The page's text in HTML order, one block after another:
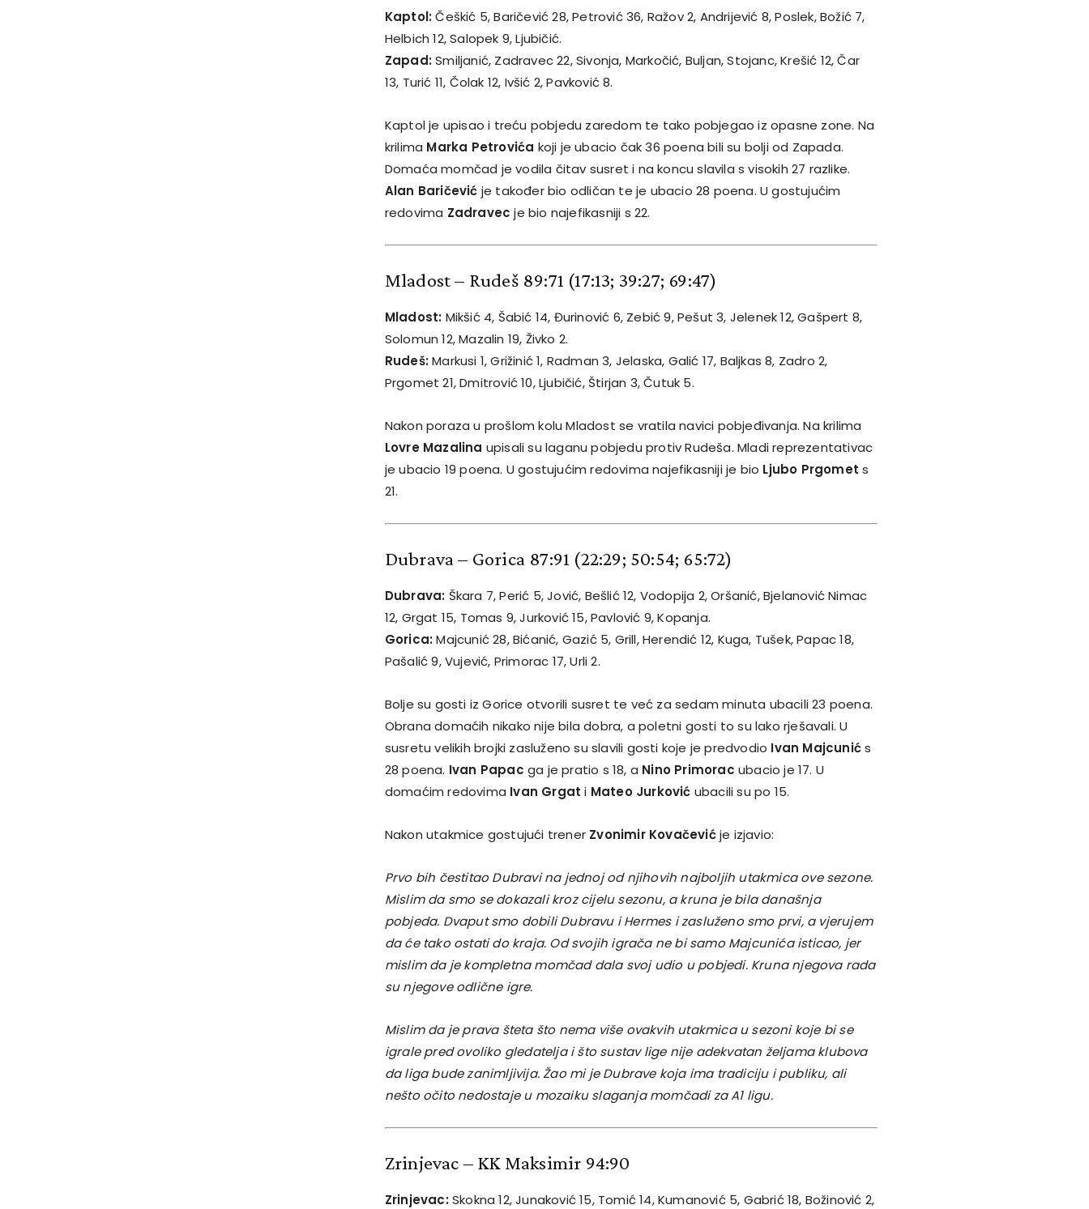
Kaptol:Češkić 5, Baričević 28, Petrović 36, Ražov 2, Andrijević 8, Poslek, Božić 7,
Helbich 12, Salopek 9, Ljubičić.
Zapad:Smiljanić, Zadravec 22, Sivonja, Markočić, Buljan, Stojanc, Krešić 12, Čar
13, Turić 11, Čolak 12, Ivšić 2, Pavković 8.
Kaptol je upisao i treću pobjedu zaredom te tako pobjegao iz opasne zone. Na
krilima Marka Petrovića koji je ubacio čak 36 poena bili su bolji od Zapada.
Domaća momčad je vodila čitav susret i na koncu slavila s visokih 27 razlike.
Alan Baričević je također bio odličan te je ubacio 28 poena. U gostujućim
redovima Zadravec je bio najefikasniji s 22.
Mladost – Rudeš 89:71 (17:13; 39:27; 69:47)
Mladost: Mikšić 4, Šabić 14, Đurinović 6, Zebić 9, Pešut 3, Jelenek 12, Gašpert 8,
Solomun 12, Mazalin 19, Živko 2.
Rudeš:Markusi 1, Grižinić 1, Radman 3, Jelaska, Galić 17, Baljkas 8, Zadro 2,
Prgomet 21, Dmitrović 10, Ljubičić, Štirjan 3, Čutuk 5.
Nakon poraza u prošlom kolu Mladost se vratila navici pobjeđivanja. Na krilima
Lovre Mazalina upisali su laganu pobjedu protiv Rudeša. Mladi reprezentativac
je ubacio 19 poena. U gostujućim redovima najefikasniji je bio Ljubo Prgomet s
21.
Dubrava – Gorica 87:91 (22:29; 50:54; 65:72)
Dubrava: Škara 7, Perić 5, Jović, Bešlić 12, Vodopija 2, Oršanić, Bjelanović Nimac
12, Grgat 15, Tomas 9, Jurković 15, Pavlović 9, Kopanja.
Gorica:Majcunić 28, Bićanić, Gazić 5, Grill, Herendić 12, Kuga, Tušek, Papac 18,
Pašalić 9, Vujević, Primorac 17, Urli 2.
Bolje su gosti iz Gorice otvorili susret te već za sedam minuta ubacili 23 poena.
Obrana domaćih nikako nije bila dobra, a poletni gosti to su lako rješavali. U
susretu velikih brojki zasluženo su slavili gosti koje je predvodio Ivan Majcunićs
28 poena. Ivan Papac ga je pratio s 18, a Nino Primorac ubacio je 17. U
domaćim redovima Ivan Grgat i Mateo Jurković ubacili su po 15.
Nakon utakmice gostujući trenerZvonimir Kovačevićje izjavio:
Prvo bih čestitao Dubravi na jednoj od njihovih najboljih utakmica ove sezone.
Mislim da smo se dokazali kroz cijelu sezonu, a kruna je bila današnja
pobjeda. Dvaput smo dobili Dubravu i Hermes i zasluženo smo prvi, a vjerujem
da će tako ostati do kraja. Od svojih igrača ne bi samo Majcunića isticao, jer
mislim da je kompletna momčad dala svoj udio u pobjedi. Kruna njegova rada
su njegove odlične igre.
Mislim da je prava šteta što nema više ovakvih utakmica u sezoni koje bi se
igrale pred ovoliko gledatelja i što sustav lige nije adekvatan željama klubova
da liga bude zanimljivija. Žao mi je Dubrave koja ima tradiciju i publiku, ali
nešto očito nedostaje u mozaiku slaganja momčadi za A1 ligu.
Zrinjevac – KK Maksimir 94:90
Zrinjevac:Skokna 12, Junaković 15, Tomić 14, Kumanović 5, Gabrić 18, Božinović 2,